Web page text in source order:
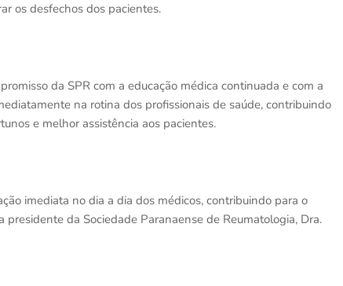
os desfechos dos pacientes.
da SPR com a educação médica continuada e com a
na rotina dos profissionais de saúde, contribuindo
e melhor assistência aos pacientes.
imediata no dia a dia dos médicos, contribuindo para o
da Sociedade Paranaense de Reumatologia, Dra.